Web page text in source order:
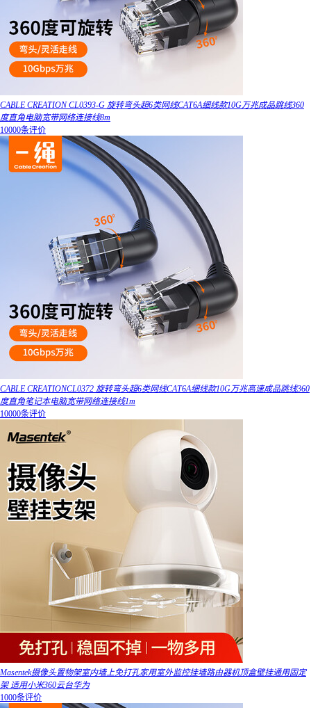
CABLE CREATION CL0393-G 旋转弯头超6类网线CAT6A细线款10G万兆成品跳线360
度直角电脑宽带网络连接线8m
10000条评价
CABLE CREATIONCL0372 旋转弯头超6类网线CAT6A细线款10G万兆高速成品跳线360
度直角笔记本电脑宽带网络连接线1m
10000条评价
Masentek摄像头置物架室内墙上免打孔家用室外监控挂墙路由器机顶盒壁挂通用固定
架 适用小米360云台华为
1000条评价